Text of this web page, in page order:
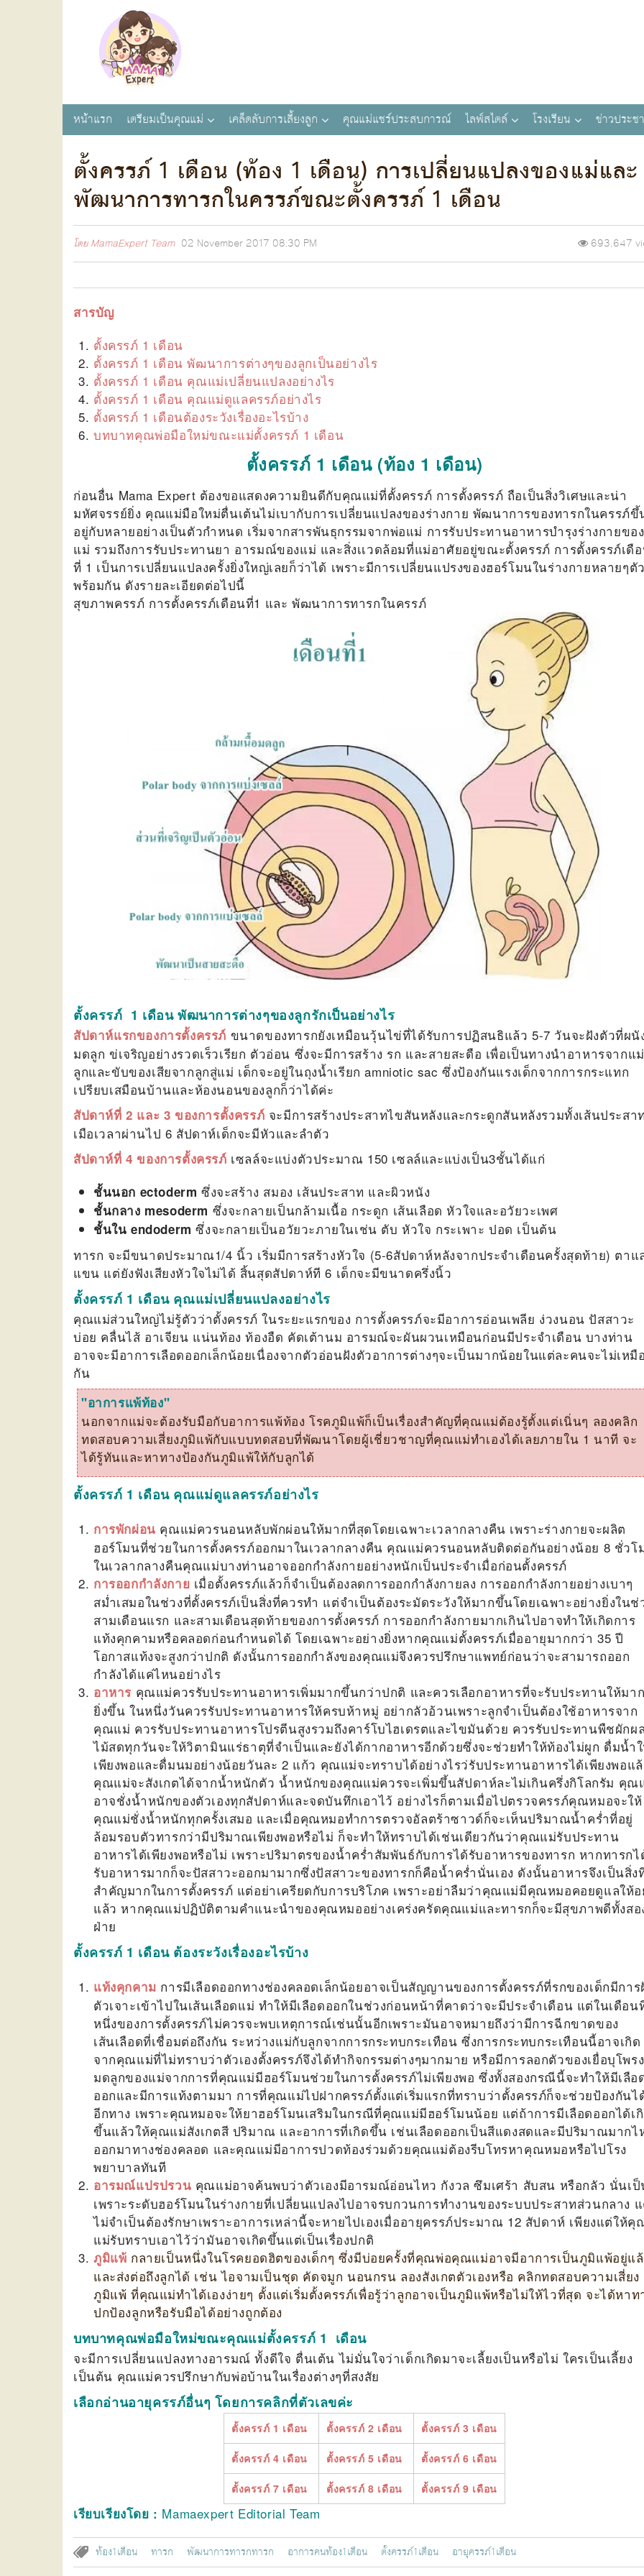
หน้าแรก เตรียมเป็นคุณแม่ เคล็ดลับการเลี้ยงลูก คุณแม่แชร์ประสบการณ์ ไลฟ์สไตล์ โรงเรียน ข่าวประ
ตั้งครรภ์ 1 เดือน (ท้อง 1 เดือน) การเปลี่ยนแปลงของแม่และ
พัฒนาการทารกในครรภ์ขณะตั้งครรภ์ 1 เดือน
โดยMamaExpert Team 02 November 2017 08:30 PM 693,647
สารบัญ
ตั้งครรภ์ 1 เดือน
ตั้งครรภ์ 1 เดือน พัฒนาการต่างๆของลูกเป็นอย่างไร
ตั้งครรภ์ 1 เดือน คุณแม่เปลี่ยนแปลงอย่างไร
ตั้งครรภ์ 1 เดือน คุณแม่ดูแลครรภ์อย่างไร
ตั้งครรภ์ 1 เดือนต้องระวังเรื่องอะไรบ้าง
บทบาทคุณพ่อมือใหม่ขณะแม่ตั้งครรภ์ 1 เดือน
ตั้งครรภ์ 1 เดือน (ท้อง 1 เดือน)
ก่อนอื่น Mama Expert ต้องขอแสดงความยินดีกับคุณแม่ที่ตั้งครรภ์ การตั้งครรภ์ ถือเป็นสิ่งวิเศษและน่า
มหัศจรรย์ยิ่ง คุณแม่มือใหม่ตื่นเต้นไม่เบากับการเปลี่ยนแปลงของร่างกาย พัฒนาการของทารกในครรภ์ขึ้
อยู่กับหลายอย่างเป็นตัวกำหนด เริ่มจากสารพันธุกรรมจากพ่อแม่ การรับประทานอาหารบำรุงร่างกายของ
แม่ รวมถึงการรับประทานยา อารมณ์ของแม่ และสิ่งเเวดล้อมที่แม่อาศัยอยู่ขณะตั้งครรภ์ การตั้งครรภ์เดื
ที่ 1 เป็นการเปลี่ยนแปลงครั้งยิ่งใหญ่เลยก็ว่าได้ เพราะมีการเปลี่ยนแปรงของฮอร์โมนในร่างกายหลายๆตัว
พร้อมกัน ดังรายละเอียดต่อไปนี้
สุขภาพครรภ์ การตั้งครรภ์เดือนที่1 และ พัฒนาการทารกในครรภ์
ตั้งครรภ์ 1 เดือน พัฒนาการต่างๆของลูกรักเป็นอย่างไร
สัปดาห์แรกของการตั้งครรภ์ ขนาดของทารกยังเหมือนวุ้นไข่ที่ได้รับการปฏิสนธิแล้ว 5-7 วันจะฝังตัวที่ผนั
มดลูก ข่เจริญอย่างรวดเร็วเรียก ตัวอ่อน ซึ่งจะมีการสร้าง รก และสายสะดือ เพื่อเป็นทางนำอาหารจากแ
ลูกและขับของเสียจากลูกสู่แม่ เด็กจะอยู่ในถุงน้ำเรียก amniotic sac ซึ่งป้องกันแรงเด็กจากการกระแทก
เปรียบเสมือนบ้านและห้องนอนของลูกก็ว่าได้ค่ะ
สัปดาห์ที่ 2 และ 3 ของการตั้งครรภ์ จะมีการสร้างประสาทไขสันหลังและกระดูกสันหลังรวมทั้งเส้นประสาท
เมือเวลาผ่านไป 6 สัปดาห์เด็กจะมีหัวและลำตัว
สัปดาห์ที่ 4 ของการตั้งครรภ์ เซลล์จะแบ่งตัวประมาณ 150 เซลล์และแบ่งเป็น3ชั้นได้แก่
ชั้นนอก ectoderm ซึ่งจะสร้าง สมอง เส้นประสาท และผิวหนัง
ชั้นกลาง mesoderm ซึ่งจะกลายเป็นกล้ามเนื้อ กระดูก เส้นเลือด หัวใจและอวัยวะเพศ
ชั้นใน endoderm ซึ่งจะกลายเป็นอวัยวะภายในเช่น ตับ หัวใจ กระเพาะ ปอด เป็นต้น
ทารก จะมีขนาดประมาณ1/4 นิ้ว เริ่มมีการสร้างหัวใจ (5-6สัปดาห์หลังจากประจำเดือนครั้งสุดท้าย) ตาแ
แขน แต่ยังฟังเสียงหัวใจไม่ได้ สิ้นสุดสัปดาห์ที 6 เด็กจะมีขนาดครึ่งนิ้ว
ตั้งครรภ์ 1 เดือน คุณแม่เปลี่ยนแปลงอย่างไร
คุณแม่ส่วนใหญ่ไม่รู้ตัวว่าตั้งครรภ์ ในระยะแรกของ การตั้งครรภ์จะมีอาการอ่อนเพลีย ง่วงนอน ปัสสาวะ
บ่อย คลื่นไส้ อาเจียน แน่นท้อง ท้องอืด คัดเต้านม อารมณ์จะผันผวนเหมือนก่อนมีประจำเดือน บางท่าน
อาจจะมีอาการเลือดออกเล็กน้อยเนื่องจากตัวอ่อนฝังตัวอาการต่างๆจะเป็นมากน้อยในแต่ละคนจะไม่เหมื
กัน
"อาการแพ้ท้อง"
นอกจากแม่จะต้องรับมือกับอาการแพ้ท้อง โรคภูมิแพ้ก็เป็นเรื่องสำคัญที่คุณแม่ต้องรู้ตั้งแต่เนิ่นๆ ลองคลิก
ทดสอบความเสี่ยงภูมิแพ้กับแบบทดสอบที่พัฒนาโดยผู้เชี่ยวชาญที่คุณแม่ทำเองได้เลยภายใน 1 นาที จะ
ได้รู้ทันและหาทางป้องกันภูมิแพ้ให้กับลูกได้
ตั้งครรภ์ 1 เดือน คุณแม่ดูแลครรภ์อย่างไร
การพักผ่อน คุณแม่ควรนอนหลับพักผ่อนให้มากที่สุดโดยเฉพาะเวลากลางคืน เพราะร่างกายจะผลิต
ฮอร์โมนที่ช่วยในการตั้งครรภ์ออกมาในเวลากลางคืน คุณแม่ควรนอนหลับติดต่อกันอย่างน้อย 8 ชั่วโ
ในเวลากลางคืนคุณแม่บางท่านอาจออกกำลังกายอย่างหนักเป็นประจำเมื่อก่อนตั้งครรภ์
การออกกำลังกาย เมื่อตั้งครรภ์แล้วก็จำเป็นต้องลดการออกกำลังกายลง การออกกำลังกายอย่างเบาๆ
สม่ำเสมอในช่วงที่ตั้งครรภ์เป็นสิ่งที่ควรทำ แต่จำเป็นต้องระมัดระวังให้มากขึ้นโดยเฉพาะอย่างยิ่งในช่
สามเดือนแรก และสามเดือนสุดท้ายของการตั้งครรภ์ การออกกำลังกายมากเกินไปอาจทำให้เกิดการ
แท้งคุกคามหรือคลอดก่อนกำหนดได้ โดยเฉพาะอย่างยิ่งหากคุณแม่ตั้งครรภ์เมื่ออายุมากกว่า 35 ปี
โอกาสแท้งจะสูงกว่าปกติ ดังนั้นการออกกำลังของคุณแม่จึงควรปรึกษาแพทย์ก่อนว่าจะสามารถออก
กำลังได้แค่ไหนอย่างไร
อาหาร คุณแม่ควรรับประทานอาหารเพิ่มมากขึ้นกว่าปกติ และควรเลือกอาหารที่จะรับประทานให้มาก
ยิ่งขึ้น ในหนึ่งวันควรรับประทานอาหารให้ครบห้าหมู่ อย่ากลัวอ้วนเพราะลูกจำเป็นต้องใช้อาหารจาก
คุณแม่ ควรรับประทานอาหารโปรตีนสูงรวมถึงคาร์โบไฮเดรตและไขมันด้วย ควรรับประทานพืชผักผล
ไม้สดทุกวันจะให้วิตามินแร่ธาตุที่จำเป็นและยังได้กากอาหารอีกด้วยซึ่งจะช่วยทำให้ท้องไม่ผูก ดื่มน้ำ
เพียงพอและดื่มนมอย่างน้อยวันละ 2 แก้ว คุณแม่จะทราบได้อย่างไรว่รับประทานอาหารได้เพียงพอแ
คุณแม่จะสังเกตได้จากน้ำหนักตัว น้ำหนักของคุณแม่ควรจะเพิ่มขึ้นสัปดาห์ละไม่เกินครึ่งกิโลกรัม คุณ
อาจชั่งน้ำหนักของตัวเองทุกสัปดาห์และจดบันทึกเอาไว้ อย่างไรก็ตามเมื่อไปตรวจครรภ์คุณหมอจะให้
คุณแม่ชั่งน้ำหนักทุกครั้งเสมอ และเมื่อคุณหมอทำการตรวจอัลตร้าซาวด์ก็จะเห็นปริมาณน้ำคร่ำที่อยู่
ล้อมรอบตัวทารกว่ามีปริมาณเพียงพอหรือไม่ ก็จะทำให้ทราบได้เช่นเดียวกันว่าคุณแม่รับประทาน
อาหารได้เพียงพอหรือไม่ เพราะปริมาตรของน้ำคร่ำสัมพันธ์กับการได้รับอาหารของทารก หากทารกไ
รับอาหารมากก็จะปัสสาวะออกมามากซึ่งปัสสาวะของทารกก็คือน้ำคร่ำนั่นเอง ดังนั้นอาหารจึงเป็นสิ่ง
สำคัญมากในการตั้งครรภ์ แต่อย่าเครียดกับการบริโภค เพราะอย่าลืมว่าคุณแม่มีคุณหมอคอยดูแลให้อ
แล้ว หากคุณแม่ปฏิบัติตามคำแนะนำของคุณหมออย่างเคร่งครัดคุณแม่และทารกก็จะมีสุขภาพดีทั้งสอ
ฝ่าย
ตั้งครรภ์ 1 เดือน ต้องระวังเรื่องอะไรบ้าง
แท้งคุกคาม การมีเลือดออกทางช่องคลอดเล็กน้อยอาจเป็นสัญญานของการตั้งครรภ์ที่รกของเด็กมีการ
ตัวเจาะเข้าไปในเส้นเลือดแม่ ทำให้มีเลือดออกในช่วงก่อนหน้าที่คาดว่าจะมีประจำเดือน แต่ในเดือน
หนึ่งของการตั้งครรภ์ไม่ควรจะพบเหตุการณ์เช่นนั้นอีกเพราะมันอาจหมายถึงว่ามีการฉีกขาดของ
เส้นเลือดที่เชื่อมต่อถึงกัน ระหว่างแม่กับลูกจากการกระทบกระเทือน ซึ่งการกระทบกระเทือนนี้อาจเกิด
จากคุณแม่ที่ไม่ทราบว่าตัวเองตั้งครรภ์จึงได้ทำกิจกรรมต่างๆมากมาย หรือมีการลอกตัวของเยื่อบุโพรง
มดลูกของแม่จากการที่คุณแม่มีฮอร์โมนช่วยในการตั้งครรภ์ไม่เพียงพอ ซึ่งทั้งสองกรณีนี้จะทำให้มีเลือ
ออกและมีการแท้งตามมา การที่คุณแม่ไปฝากครรภ์ตั้งแต่เริ่มแรกที่ทราบว่าตั้งครรภ์ก็จะช่วยป้องกันไ
อีกทาง เพราะคุณหมอจะให้ยาฮอร์โมนเสริมในกรณีที่คุณแม่มีฮอร์โมนน้อย แต่ถ้าการมีเลือดออกได้เ
ขึ้นแล้วให้คุณแม่สังเกตสี ปริมาณ และอาการที่เกิดขึ้น เช่นเลือดออกเป็นสีแดงสดและมีปริมาณมากไ
ออกมาทางช่องคลอด และคุณแม่มีอาการปวดท้องร่วมด้วยคุณแม่ต้องรีบโทรหาคุณหมอหรือไปโรง
พยาบาลทันที
อารมณ์แปรปรวน คุณแม่อาจค้นพบว่าตัวเองมีอารมณ์อ่อนไหว กังวล ซึมเศร้า สับสน หรือกลัว นั่นเ
เพราะระดับฮอร์โมนในร่างกายที่เปลี่ยนแปลงไปอาจรบกวนการทำงานของระบบประสาทส่วนกลาง
ไม่จำเป็นต้องรักษาเพราะอาการเหล่านี้จะหายไปเองเมื่ออายุครรภ์ประมาณ 12 สัปดาห์ เพียงแต่ให้คุ
แม่รับทราบเอาไว้ว่ามันอาจเกิดขึ้นแต่เป็นเรื่องปกติ
ภูมิแพ้ กลายเป็นหนึ่งในโรคยอดฮิตของเด็กๆ ซึ่งมีบ่อยครั้งที่คุณพ่อคุณแม่อาจมีอาการเป็นภูมิแพ้อยู่แ
และส่งต่อถึงลูกได้ เช่น ไอจามเป็นชุด คัดจมูก นอนกรน ลองสังเกตตัวเองหรือ คลิกทดสอบความเสี่ยง
ภูมิแพ้ ที่คุณแม่ทำได้เองง่ายๆ ตั้งแต่เริ่มตั้งครรภ์เพื่อรู้ว่าลูกอาจเป็นภูมิแพ้หรือไม่ให้ไวที่สุด จะได้หาท
ปกป้องลูกหรือรับมือได้อย่างถูกต้อง
บทบาทคุณพ่อมือใหม่ขณะคุณแม่ตั้งครรภ์ 1 เดือน
จะมีการเปลี่ยนแปลงทางอารมณ์ ทั้งดีใจ ตื่นเต้น ไม่มั่นใจว่าเด็กเกิดมาจะเลี้ยงเป็นหรือไม่ ใครเป็นเลี้ยง
เป็นต้น คุณแม่ควรปรึกษากับพ่อบ้านในเรื่องต่างๆที่สงสัย
เลือกอ่านอายุครรภ์อื่นๆ โดยการคลิกที่ตัวเลขค่ะ
ตั้งครรภ์ 1 เดือน ตั้งครรภ์ 2 เดือน ตั้งครรภ์ 3 เดือน
ตั้งครรภ์ 4 เดือน ตั้งครรภ์ 5 เดือน ตั้งครรภ์ 6 เดือน
ตั้งครรภ์ 7 เดือน ตั้งครรภ์ 8 เดือน ตั้งครรภ์ 9 เดือน
เรียบเรียงโดย : Mamaexpert Editorial Team
ท้อง1เดือน ทารก พัฒนาการทารกทารก อาการคนท้อง1เดือน ตั้งครรภ์1เดือน อายุครรภ์1เดือน